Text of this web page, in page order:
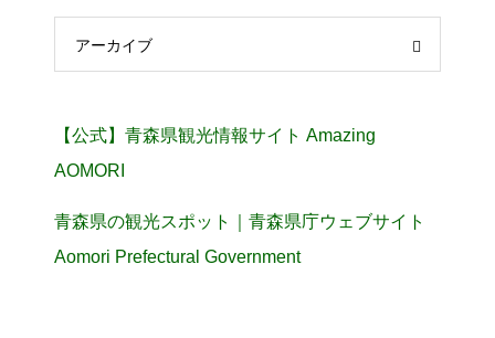
アーカイブ
【公式】青森県観光情報サイト Amazing
AOMORI
青森県の観光スポット｜青森県庁ウェブサイト
Aomori Prefectural Government